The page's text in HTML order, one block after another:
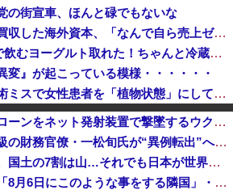
の街宣車、ほんと碌でもないな
日本のフォント企業を買収した海外資本、「なんで自ら売上ゼロにするようなことするの」とドン引きするような方針転換を……
X民「クレーンゲームで飲むヨーグルト取れた！ちゃんと冷蔵庫で冷やされてたし問題ないよねｗ」ｸﾞﾋﾞｯ→結果ｗｗｗｗｗｗｗ
変』が起こっている模様・・・・・・
【速報】京大病院、手術ミスで女性患者を「植物状態」にしてしまう・・・
中国外交部「日本は被害者面やめて、原爆落とされた状況を反省すべき」
【動画】ロシア軍のドローンをネット発射装置で撃墜するウクライナ。
【財務省人事】エース級の財務官僚・一松旬氏が“異例転出”へ 官邸幹部「協力的でなかったから」★2
石油もない、鉄もない、国土の7割は山…それでも日本が世界屈指の経済大国になれた「勤勉さ」以外の勝因！
【激怒】世良公則さん「8月6日にこのような事をする隣国」・・・・・・・・・